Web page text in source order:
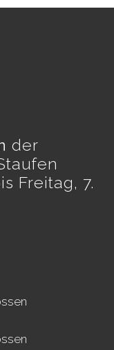
der
Freitag, 7.